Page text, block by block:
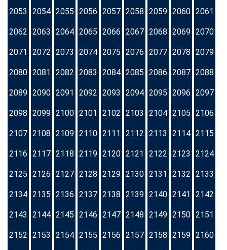
2053 2054 2055 2056 2057 2058 2059 2060 2061
2062 2063 2064 2065 2066 2067 2068 2069 2070
2071 2072 2073 2074 2075 2076 2077 2078 2079
2080 2081 2082 2083 2084 2085 2086 2087 2088
2089 2090 2091 2092 2093 2094 2095 2096 2097
2098 2099 2100 2101 2102 2103 2104 2105 2106
2107 2108 2109 2110 2111 2112 2113 2114 2115
2116 2117 2118 2119 2120 2121 2122 2123 2124
2125 2126 2127 2128 2129 2130 2131 2132 2133
2134 2135 2136 2137 2138 2139 2140 2141 2142
2143 2144 2145 2146 2147 2148 2149 2150 2151
2152 2153 2154 2155 2156 2157 2158 2159 2160